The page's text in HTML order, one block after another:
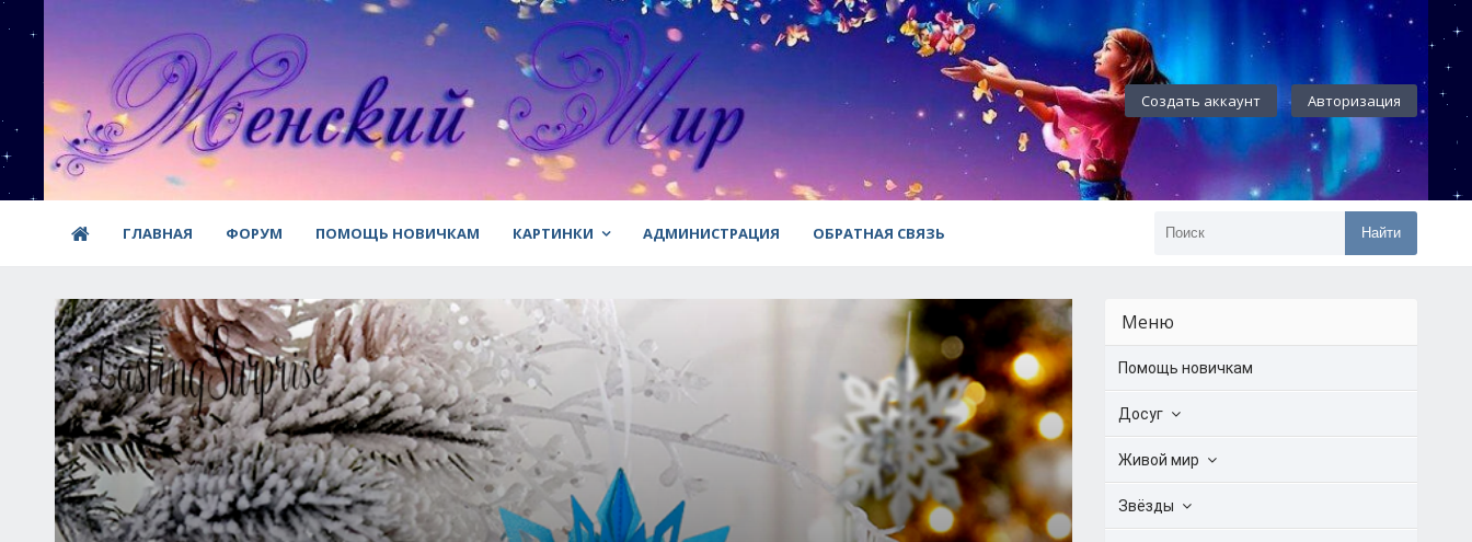
Создать аккаунт Авторизация
ГЛАВНАЯ ФОРУМ ПОМОЩЬ НОВИЧКАМ КАРТИНКИ АДМИНИСТРАЦИЯ ОБРАТНАЯ СВЯЗЬ Найти
Меню
Помощь новичкам
Досуг
Живой мир
Звёзды